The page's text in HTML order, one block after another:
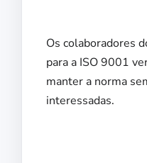
Os colaboradores
para a ISO 9001
manter a norma
interessadas.